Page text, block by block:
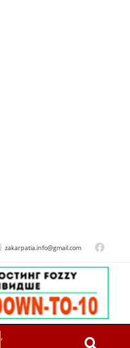
zakarpatia.info@gmail.com
‘